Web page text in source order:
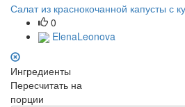
Салат из краснокочанной капусты с
0
ElenaLeonova
Ингредиенты
Пересчитать на
порции